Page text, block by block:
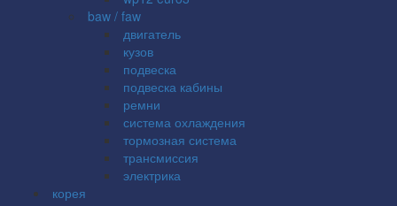
baw / faw
двигатель
кузов
подвеска
подвеска кабины
ремни
система охлаждения
тормозная система
трансмиссия
электрика
корея